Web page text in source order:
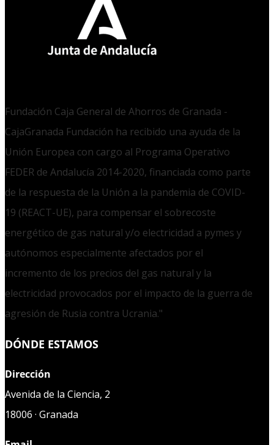
Fundación Caja General de Ahorros de Granada -
CajaGranada Fundación ha recibido una ayuda de la
Unión Europea con cargo al Programa Operativo
FEDER de Andalucía 2014-2020, financiada como parte
de la respuesta de la Unión a la pandemia de COVID-
19 (REACT-UE), para compensar el sobrecoste
energético de gas natural y/o electricidad a pymes y
autónomos especialmente afectados por el
incremento de los precios del gas natural y la
electricidad provocados por el impacto de la guerra de
agresión de Rusia contra Ucrania."
DÓNDE ESTAMOS
Dirección
Avenida de la Ciencia, 2
18006 · Granada